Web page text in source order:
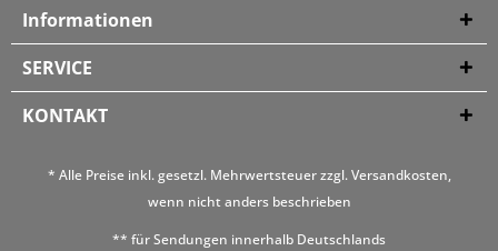
Informationen
SERVICE
KONTAKT
* Alle Preise inkl. gesetzl. Mehrwertsteuer zzgl.Versandkosten,
wenn nicht anders beschrieben
** für Sendungen innerhalb Deutschlands